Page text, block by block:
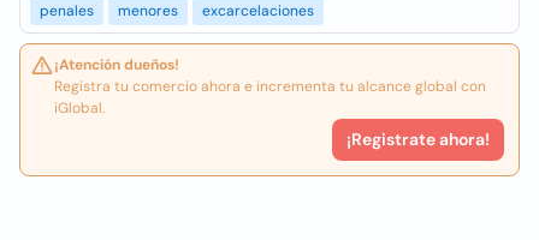
penales
menores excarcelaciones
¡Atención dueños!
Registra tu comercio ahora e incrementa tu alcance global con
iGlobal.
¡Registrate ahora!